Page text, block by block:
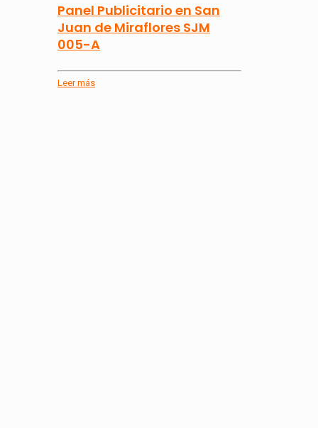
Panel Publicitario en San
Juan de Miraflores SJM
005-A
Leer más